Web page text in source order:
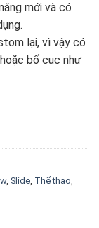
mới và có
lại, vì vậy có
bố cục như
, Slide, Thể thao,